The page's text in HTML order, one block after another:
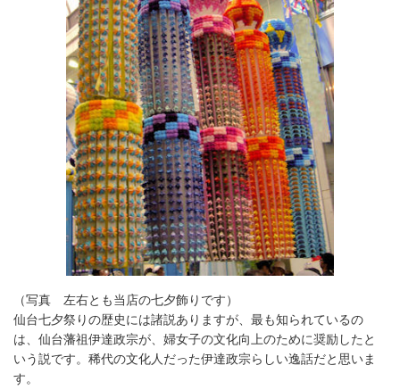
（写真 左右とも当店の七夕飾りです）
仙台七夕祭りの歴史には諸説ありますが、最も知られているの
は、仙台藩祖伊達政宗が、婦女子の文化向上のために奨励したと
いう説です。稀代の文化人だった伊達政宗らしい逸話だと思いま
す。